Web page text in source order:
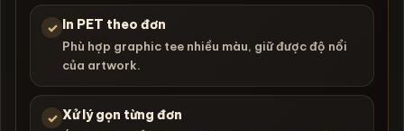
✓ In PET theo đơn
Phù hợp graphic tee nhiều màu, giữ được độ nổi
của artwork.
✓ Xử lý gọn từng đơn